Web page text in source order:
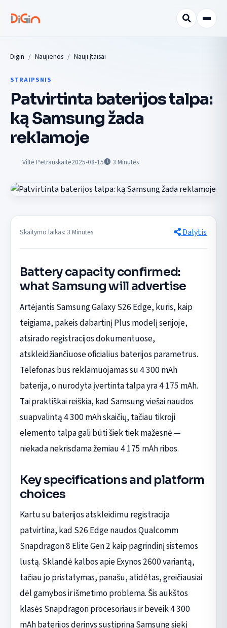
Digin Naujienos Nauji įtaisai
STRAIPSNIS
Patvirtinta baterijos talpa:
ką Samsung žada
reklamoje
Viltė Petrauskaitė2025-08-15 3 Minutės
Skaitymo laikas: 3 Minutės Dalytis
Battery capacity confirmed:
what Samsung will advertise
Artėjantis Samsung Galaxy S26 Edge, kuris, kaip
teigiama, pakeis dabartinį Plus modelį serijoje,
atsirado registracijos dokumentuose,
atskleidžiančiuose oficialius baterijos parametrus.
Telefonas bus reklamuojamas su 4 300 mAh
baterija, o nurodyta įvertinta talpa yra 4 175 mAh.
Tai praktiškai reiškia, kad Samsung viešai naudos
suapvalintą 4 300 mAh skaičių, tačiau tikroji
elemento talpa gali būti šiek tiek mažesnė —
niekada nekrisdama žemiau 4 175 mAh ribos.
Key specifications and platform
choices
Kartu su baterijos atskleidimu registracija
patvirtina, kad S26 Edge naudos Qualcomm
Snapdragon 8 Elite Gen 2 kaip pagrindinį sistemos
lustą. Sklandė kalbos apie Exynos 2600 variantą,
tačiau jo pristatymas, panašu, atidėtas, greičiausiai
dėl gamybos ir išmetimo problema. Šis aukštos
klasės Snapdragon procesoriaus ir beveik 4 300
mAh baterijos derinys sustiprina Samsung siekį